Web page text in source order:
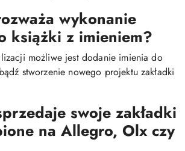
wykonanie
książki z imieniem?
możliwe jest dodanie imienia do
stworzenie nowego projektu zakładki
swoje zakładki
na Allegro, Olx czy